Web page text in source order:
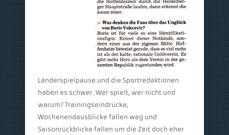
Länderspielpause und die Sportredaktionen
haben es schwer. Wer spielt, wer nicht und
warum? Trainingseindrücke,
Wochenendausblicke fallen weg und
Saisonrückblicke fallen um die Zeit doch eher